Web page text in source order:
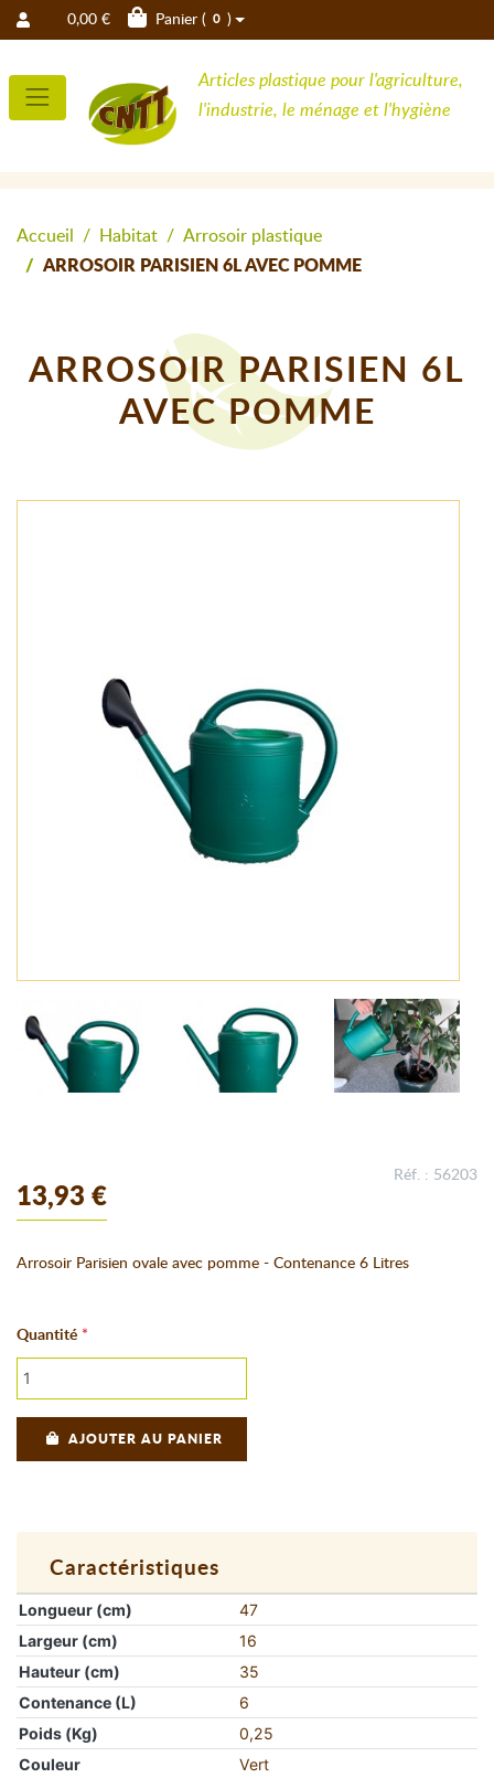
0,00 € Panier ( 0 )
Articles plastique pour l'agriculture,
l'industrie, le ménage et l'hygiène
Accueil Habitat
Arrosoir plastique
ARROSOIR PARISIEN 6L AVEC POMME
ARROSOIR PARISIEN 6L
AVEC POMME
13,93 €
Réf. : 56203
Arrosoir Parisien ovale avec pomme - Contenance 6 Litres
Quantité
AJOUTER AU PANIER
Caractéristiques
Longueur (cm)
47
Largeur (cm)
16
Hauteur (cm)
35
Contenance (L)
6
Poids (Kg)
0,25
Couleur
Vert